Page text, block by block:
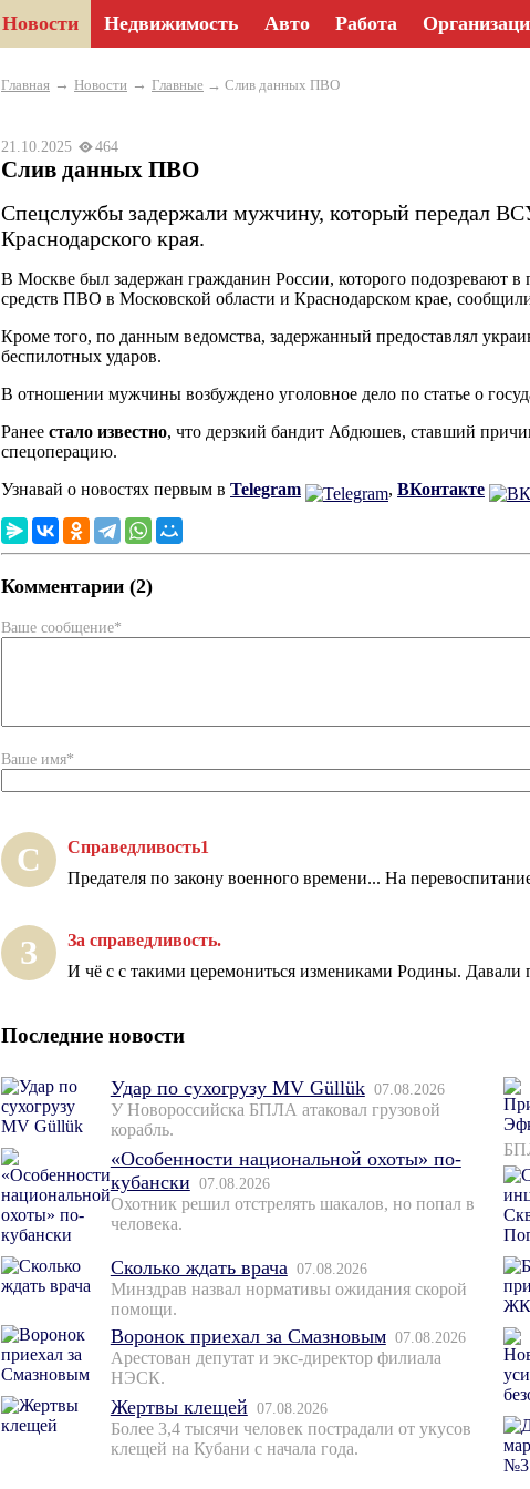
Новости Недвижимость Авто Работа
Главная → Новости → Главные → Слив данных ПВО
21.10.2025 464
Слив данных ПВО
Спецслужбы задержали мужчину, который передал
Краснодарского края.
В Москве был задержан гражданин России, которого подозревают
средств ПВО в Московской области и Краснодарском крае,
Кроме того, по данным ведомства, задержанный предоставлял
беспилотных ударов.
В отношении мужчины возбуждено уголовное дело по статье о
Ранее стало известно, что дерзкий бандит Абдюшев, ставший
спецоперацию.
Узнавай о новостях первым в Telegram , ВКонтакте
Комментарии (2)
Ваше сообщение*
Ваше имя*
С Справедливость1
Предателя по закону военного времени... На
З За справедливость.
И чё с с такими церемониться измениками Родины.
Последние новости
Удар по сухогрузу MV Güllük 07.08.2026
У Новороссийска БПЛА атаковал грузовой
корабль.
«Особенности национальной охоты» по-
кубански 07.08.2026
Охотник решил отстрелять шакалов, но попал в
человека.
Сколько ждать врача 07.08.2026
Минздрав назвал нормативы ожидания скорой
помощи.
Воронок приехал за Смазновым 07.08.2026
Арестован депутат и экс-директор филиала
НЭСК.
Жертвы клещей 07.08.2026
Более 3,4 тысячи человек пострадали от укусов
клещей на Кубани с начала года.